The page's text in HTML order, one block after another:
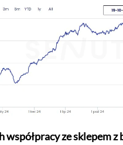
współpracy ze sklepem z